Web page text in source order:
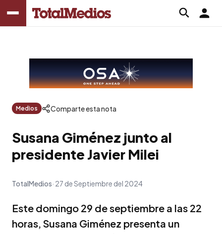
Medios Comparte esta nota
Susana Giménez junto al
presidente Javier Milei
TotalMedios 27 de Septiembre del 2024
Este domingo 29 de septiembre a las 22
horas, Susana Giménez presenta un